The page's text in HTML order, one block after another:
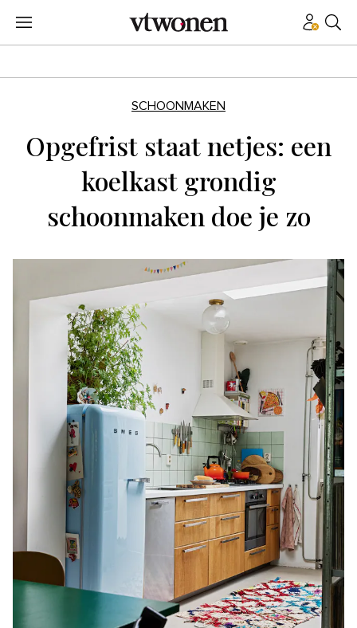
SCHOONMAKEN
Opgefrist staat netjes: een
koelkast grondig
schoonmaken doe je zo